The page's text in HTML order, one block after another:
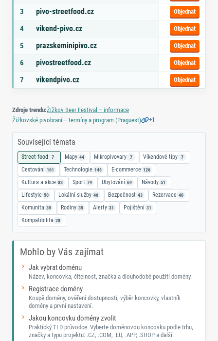
3 pivo-streetfood.cz Objednat
4 vikend-pivo.cz Objednat
5 prazskeminipivo.cz Objednat
6 pivostreetfood.cz Objednat
7 vikendpivo.cz Objednat
Zdroje trendu:Žižkov Beer Festival – informace
Žižkovské pivobraní – termíny a program (Praguest)
+1
Související témata
Street food 7 Mapy 44 Mikropivovary 7 Víkendové tipy 7
Cestování 161 Technologie 148 E-commerce 126
Kultura a akce 83 Sport 79 Ubytování 69 Návody 51
Lifestyle 50 Lokální služby 46 Bezpečnost 43 Rezervace 40
Komunita 39 Rodiny 35 Alerty 31 Pojištění 31
Kompatibilita 28
Mohlo by Vás zajímat
Jak vybrat doménu
Název, koncovka, čitelnost, značka a dlouhodobé použití domény.
Registrace domény
Koupě domény, ověření dostupnosti, výběr koncovky, vlastník
domény a první nastavení.
Jakou koncovku domény zvolit
Praktický TLD průvodce. Vyberte doménovou koncovku podle trhu,
značky a typu projektu: .CZ, .COM, .EU, .APP, .SHOP a další.